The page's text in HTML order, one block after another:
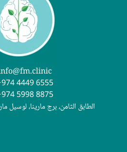
4449 6555
5998 8875
الطابق الثامن، برج مارينا، لوسيل